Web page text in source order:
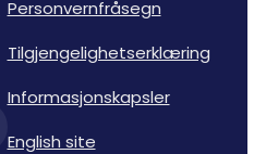
Personvernfråsegn
Tilgjengelighetserklæring
Informasjonskapsler
English site